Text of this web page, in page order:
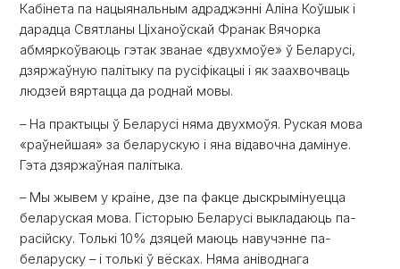
Кабінета па нацыянальным адраджэнні Аліна Коўшык і
дарадца Святланы Ціханоўскай Франак Вячорка
абмяркоўваюць гэтак званае «двухмоўе» ў Беларусі,
дзяржаўную палітыку па русіфікацыі і як заахвочваць
людзей вяртацца да роднай мовы.
– На практыцы ў Беларусі няма двухмоўя. Руская мова
«раўнейшая» за беларускую і яна відавочна дамінуе.
Гэта дзяржаўная палітыка.
– Мы жывем у краіне, дзе па факце дыскрымінуецца
беларуская мова. Гісторыю Беларусі выкладаюць па-
расійску. Толькі 10% дзяцей маюць навучэнне па-
беларуску – і толькі ў вёсках. Няма аніводнага